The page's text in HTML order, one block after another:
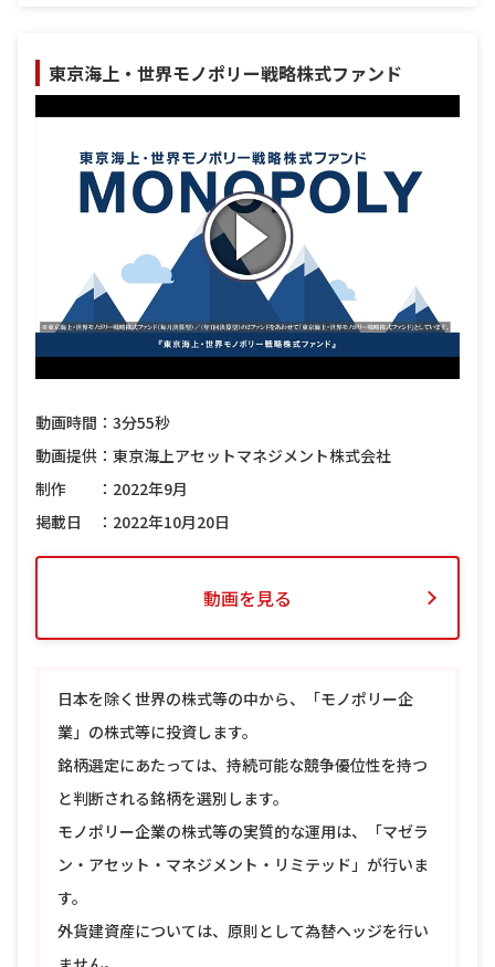
東京海上・世界モノポリー戦略株式ファンド
動画時間：3分55秒
動画提供：東京海上アセットマネジメント株式会社
制作 ：2022年9月
掲載日 ：2022年10月20日
動画を見る
日本を除く世界の株式等の中から、「モノポリー企
業」の株式等に投資します。
銘柄選定にあたっては、持続可能な競争優位性を持つ
と判断される銘柄を選別します。
モノポリー企業の株式等の実質的な運用は、「マゼラ
ン・アセット・マネジメント・リミテッド」が行いま
す。
外貨建資産については、原則として為替ヘッジを行い